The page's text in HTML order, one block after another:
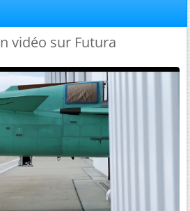
vidéo sur Futura